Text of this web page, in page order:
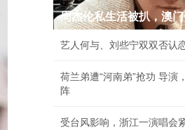
周杰伦私生活被扒，澳
艺人何与、刘些宁双双否认
荷兰弟遭“河南弟”抢功 导演
阵
受台风影响，浙江一演唱会